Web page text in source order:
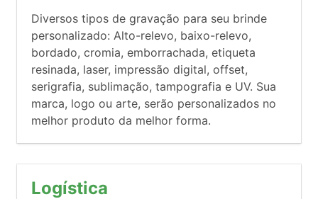
Diversos tipos de gravação para seu brinde
personalizado: Alto-relevo, baixo-relevo,
bordado, cromia, emborrachada, etiqueta
resinada, laser, impressão digital, offset,
serigrafia, sublimação, tampografia e UV. Sua
marca, logo ou arte, serão personalizados no
melhor produto da melhor forma.
Logística